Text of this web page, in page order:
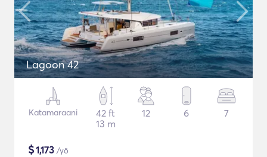
Lagoon 42
Katamaraani
42 ft
13 m
12 6 7
$1,173 /yö